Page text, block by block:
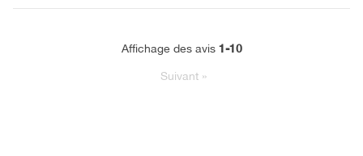
Affichage des avis 1-10
Suivant »